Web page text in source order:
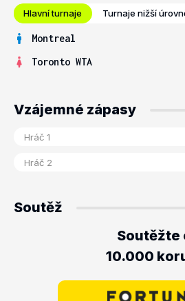
Hlavní turnaje Turnaje nižší
Montreal
Toronto WTA
Vzájemné zápasy
Soutěž
Soutěžte
10.000